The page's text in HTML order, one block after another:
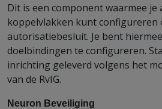
Dit is een component waarmee
koppelvlakken kunt configureren
autorisatiebesluit. Je bent
doelbindingen te configureren.
inrichting geleverd volgens het
van de RvIG.
Neuron Beveiliging